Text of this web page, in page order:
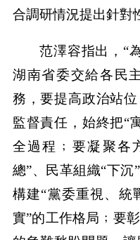
合調研情況提出針對
范澤容指出，“
湖南省委交給各民
務，要提高政治站
監督責任，始終把“
全過程﹔要凝聚各
總”、民革組織“下沉
構建“黨委重視、統
實”的工作格局﹔要